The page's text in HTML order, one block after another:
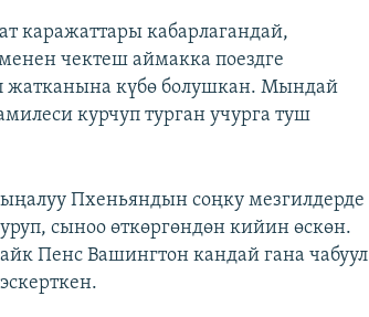
каражаттары кабарлагандай,
чектеш аймакка поездге
жатканына күбө болушкан. Мындай
курчуп турган учурга туш
Пхеньяндын соңку мезгилдерде
сыноо өткөргөндөн кийин өскөн.
Пенс Вашингтон кандай гана чабуул